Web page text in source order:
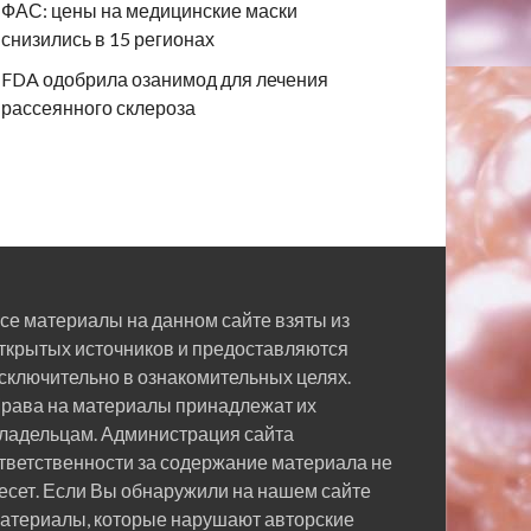
ФАС: цены на медицинские маски
снизились в 15 регионах
FDA одобрила озанимод для лечения
рассеянного склероза
материалы на данном сайте взяты из
источников и предоставляются
в ознакомительных целях.
на материалы принадлежат их
Администрация сайта
за содержание материала не
Если Вы обнаружили на нашем сайте
которые нарушают авторские